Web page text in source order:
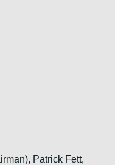
Patrick Fett,